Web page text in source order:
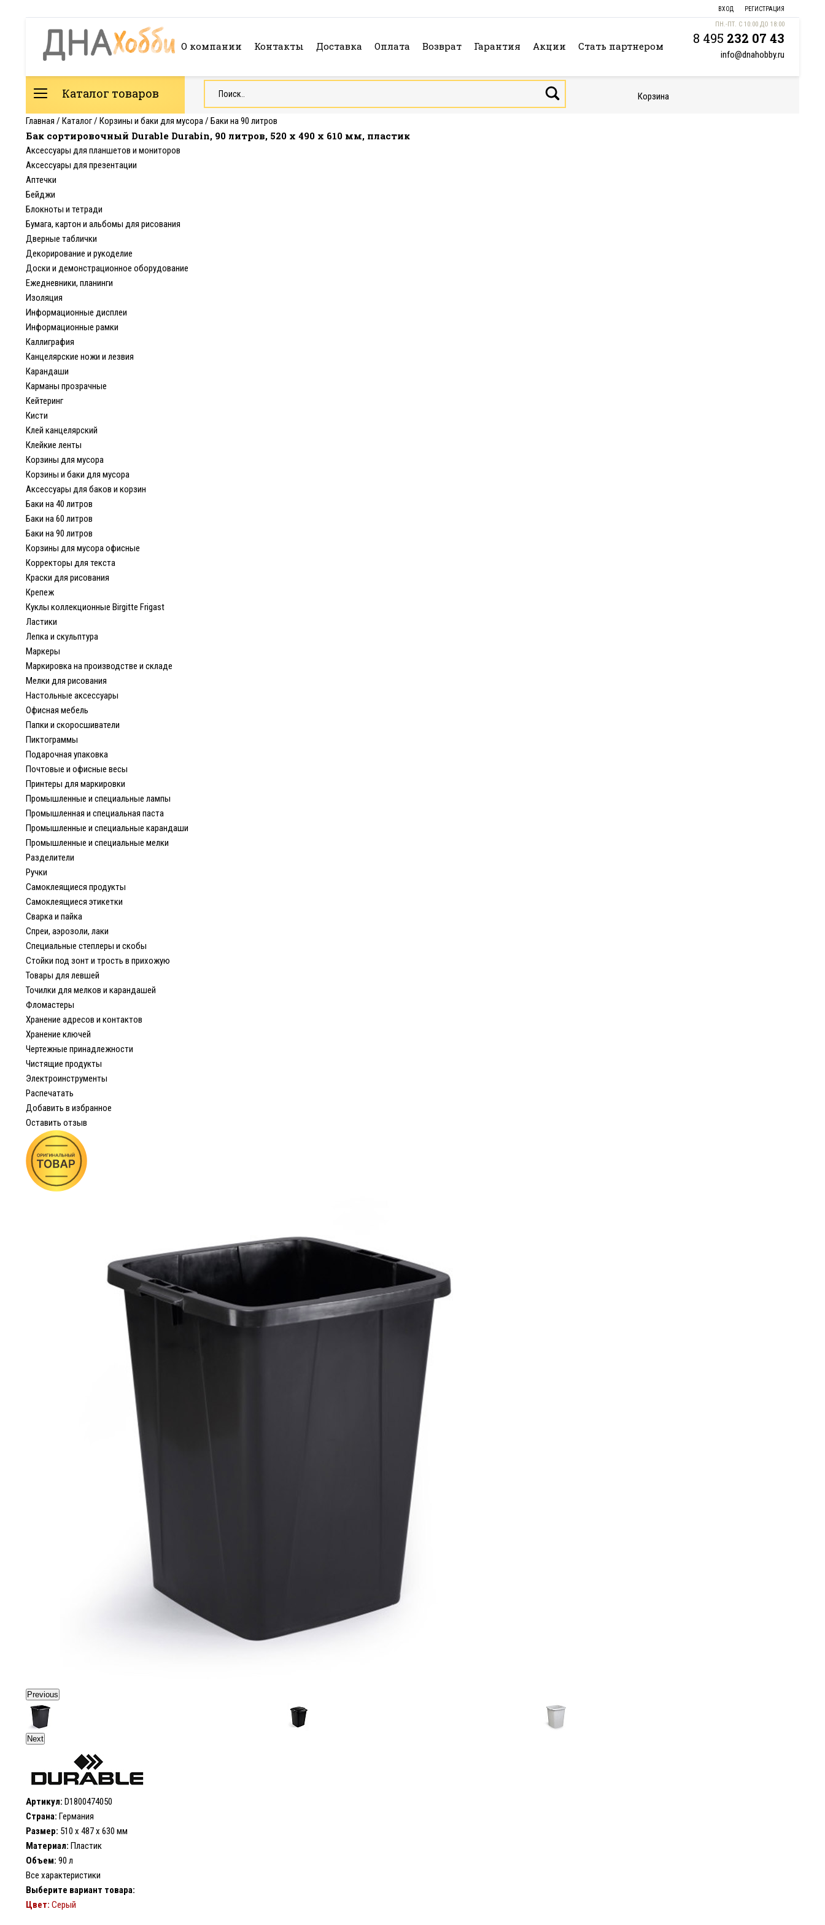
ВХОД РЕГИСТРАЦИЯ
О компании Контакты Доставка Оплата Возврат Гарантия Акции Стать партнером
ПН.-ПТ. С 10:00 ДО 18:00
8 495 232 07 43
info@dnahobby.ru
Каталог товаров Корзина
Главная / Каталог/ Корзины и баки для мусора/ Баки на 90 литров
Бак сортировочный Durable Durabin, 90 литров, 520 x 490 x 610 мм, пластик
Аксессуары для планшетов и мониторов
Аксессуары для презентации
Аптечки
Бейджи
Блокноты и тетради
Бумага, картон и альбомы для рисования
Дверные таблички
Декорирование и рукоделие
Доски и демонстрационное оборудование
Ежедневники, планинги
Изоляция
Информационные дисплеи
Информационные рамки
Каллиграфия
Канцелярские ножи и лезвия
Карандаши
Карманы прозрачные
Кейтеринг
Кисти
Клей канцелярский
Клейкие ленты
Корзины для мусора
Корзины и баки для мусора
Аксессуары для баков и корзин
Баки на 40 литров
Баки на 60 литров
Баки на 90 литров
Корзины для мусора офисные
Корректоры для текста
Краски для рисования
Крепеж
Куклы коллекционные Birgitte Frigast
Ластики
Лепка и скульптура
Маркеры
Маркировка на производстве и складе
Мелки для рисования
Настольные аксессуары
Офисная мебель
Папки и скоросшиватели
Пиктограммы
Подарочная упаковка
Почтовые и офисные весы
Принтеры для маркировки
Промышленные и специальные лампы
Промышленная и специальная паста
Промышленные и специальные карандаши
Промышленные и специальные мелки
Разделители
Ручки
Самоклеящиеся продукты
Самоклеящиеся этикетки
Сварка и пайка
Спреи, аэрозоли, лаки
Специальные степлеры и скобы
Стойки под зонт и трость в прихожую
Товары для левшей
Точилки для мелков и карандашей
Фломастеры
Хранение адресов и контактов
Хранение ключей
Чертежные принадлежности
Чистящие продукты
Электроинструменты
Распечатать
Добавить в избранное
Оставить отзыв
Previous
Next
Артикул: D1800474050
Страна: Германия
Размер: 510 х 487 х 630 мм
Материал: Пластик
Объем: 90 л
Все характеристики
Выберите вариант товара:
Цвет: Серый